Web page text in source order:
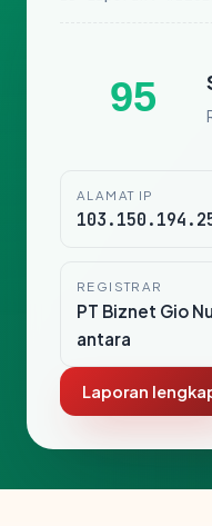
95
ALAMAT IP
REGISTRAR
PT Biznet Gio
antara
Laporan